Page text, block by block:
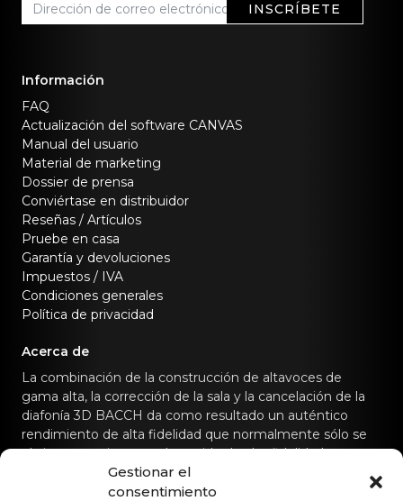
Gestionar el
consentimiento
INSCRÍBETE
Información
FAQ
Actualización del software CANVAS
Manual del usuario
Material de marketing
Dossier de prensa
Conviértase en distribuidor
Reseñas / Artículos
Pruebe en casa
Garantía y devoluciones
Impuestos / IVA
Condiciones generales
Política de privacidad
Acerca de
La combinación de la construcción de altavoces de
gama alta, la corrección de la sala y la cancelación de la
diafonía 3D BACCH da como resultado un auténtico
rendimiento de alta fidelidad que normalmente sólo se
obtiene con sistemas de sonido de alta fidelidad